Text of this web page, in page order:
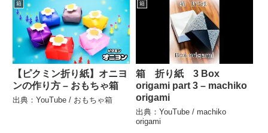
箱
【ピクミン折り紙】オニヨ
ンの作り方 – おもちゃ箱
出典：YouTube / おもちゃ箱
箱
箱 折り紙 3 Box
origami part 3 – machiko
origami
出典：YouTube / machiko
origami